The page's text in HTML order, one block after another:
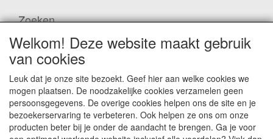
Zoeken
Waar ben je naar op zoek?
Welkom! Deze website maakt gebruik
van cookies
Leuk dat je onze site bezoekt. Geef hier aan welke cookies we
mogen plaatsen. De noodzakelijke cookies verzamelen geen
persoonsgegevens. De overige cookies helpen ons de site en je
bezoekerservaring te verbeteren. Ook helpen ze ons om onze
producten beter bij je onder de aandacht te brengen. Ga je voor